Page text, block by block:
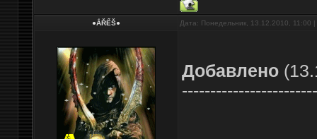
●ẮŘỂŠ● Дата: Понедельник, 13.12.2010,
Добавлено